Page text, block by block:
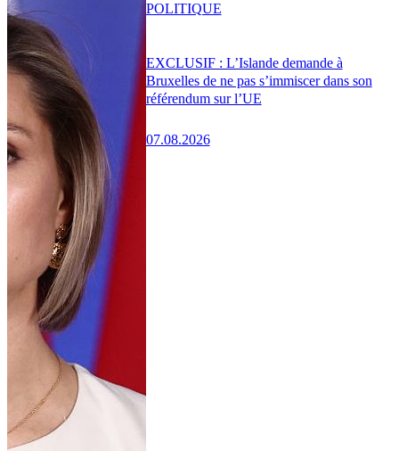
EXCLUSIF : L’Islande demande à
Bruxelles de ne pas s’immiscer dans son
référendum sur l’UE
07.08.2026
POLITIQUE